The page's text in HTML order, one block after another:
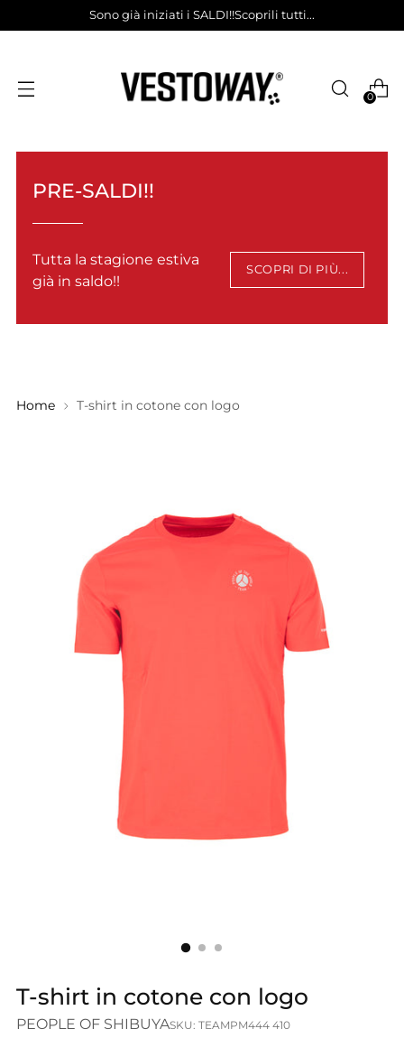
Sono già iniziati i SALDI!!Scoprili tutti...
0
PRE-SALDI!!
Tutta la stagione estiva
già in saldo!!
SCOPRI DI PIÙ...
Home T-shirt in cotone con logo
T-shirt in cotone con logo
PEOPLE OF SHIBUYASKU: TEAMPM444 410